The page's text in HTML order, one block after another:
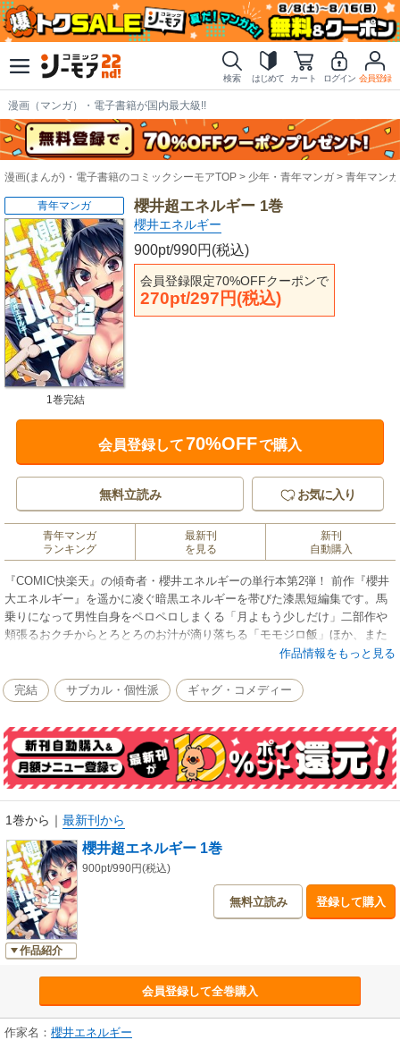
検索 はじめて カート ログイン 会員登録
漫画（マンガ）・電子書籍が国内最大級!!
漫画(まんが)・電子書籍のコミックシーモアTOP 少年・青年マンガ 青年マンガ
櫻井超エネルギー 1巻
櫻井エネルギー
900pt/990円(税込)
会員登録限定70%OFFクーポンで
270pt/297円(税込)
青年マンガ
1巻完結
会員登録して70%OFFで購入
無料立読み お気に入り
青年マンガ
ランキング
最新刊
を見る
新刊
自動購入
『COMIC快楽天』の傾奇者・櫻井エネルギーの単行本第2弾！ 前作『櫻井
大エネルギー』を遥かに凌ぐ暗黒エネルギーを帯びた漆黒短編集です。馬
乗りになって男性自身をペロペロしまくる「月よもう少しだけ」二部作や
頬張るおクチからとろとろのお汁が滴り落ちる「モモジロ飯」ほか、また
しても全年齢という免罪符を盾に青少年の漫然な育成を阻害する完全無修
も買えてしまう1冊です。
作品情報をもっと見る
完結 サブカル・個性派 ギャグ・コメディー
1巻から ｜ 最新刊から
作品紹介
櫻井超エネルギー 1巻
900pt/990円(税込)
無料立読み 登録して購入
会員登録して全巻購入
作家名： 櫻井エネルギー